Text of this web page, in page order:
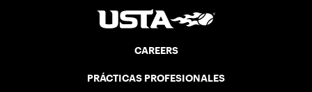
CAREERS
PRÁCTICAS PROFESIONALES